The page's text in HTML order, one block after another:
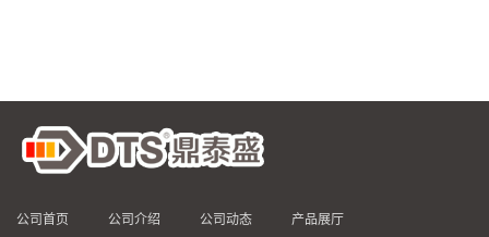
公司首页 公司介绍 公司动态 产品展厅